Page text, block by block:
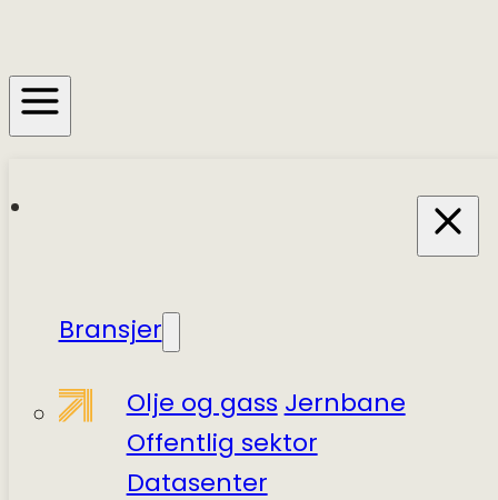
Bransjer
Olje og gassJernbane
Offentlig sektor
Datasenter